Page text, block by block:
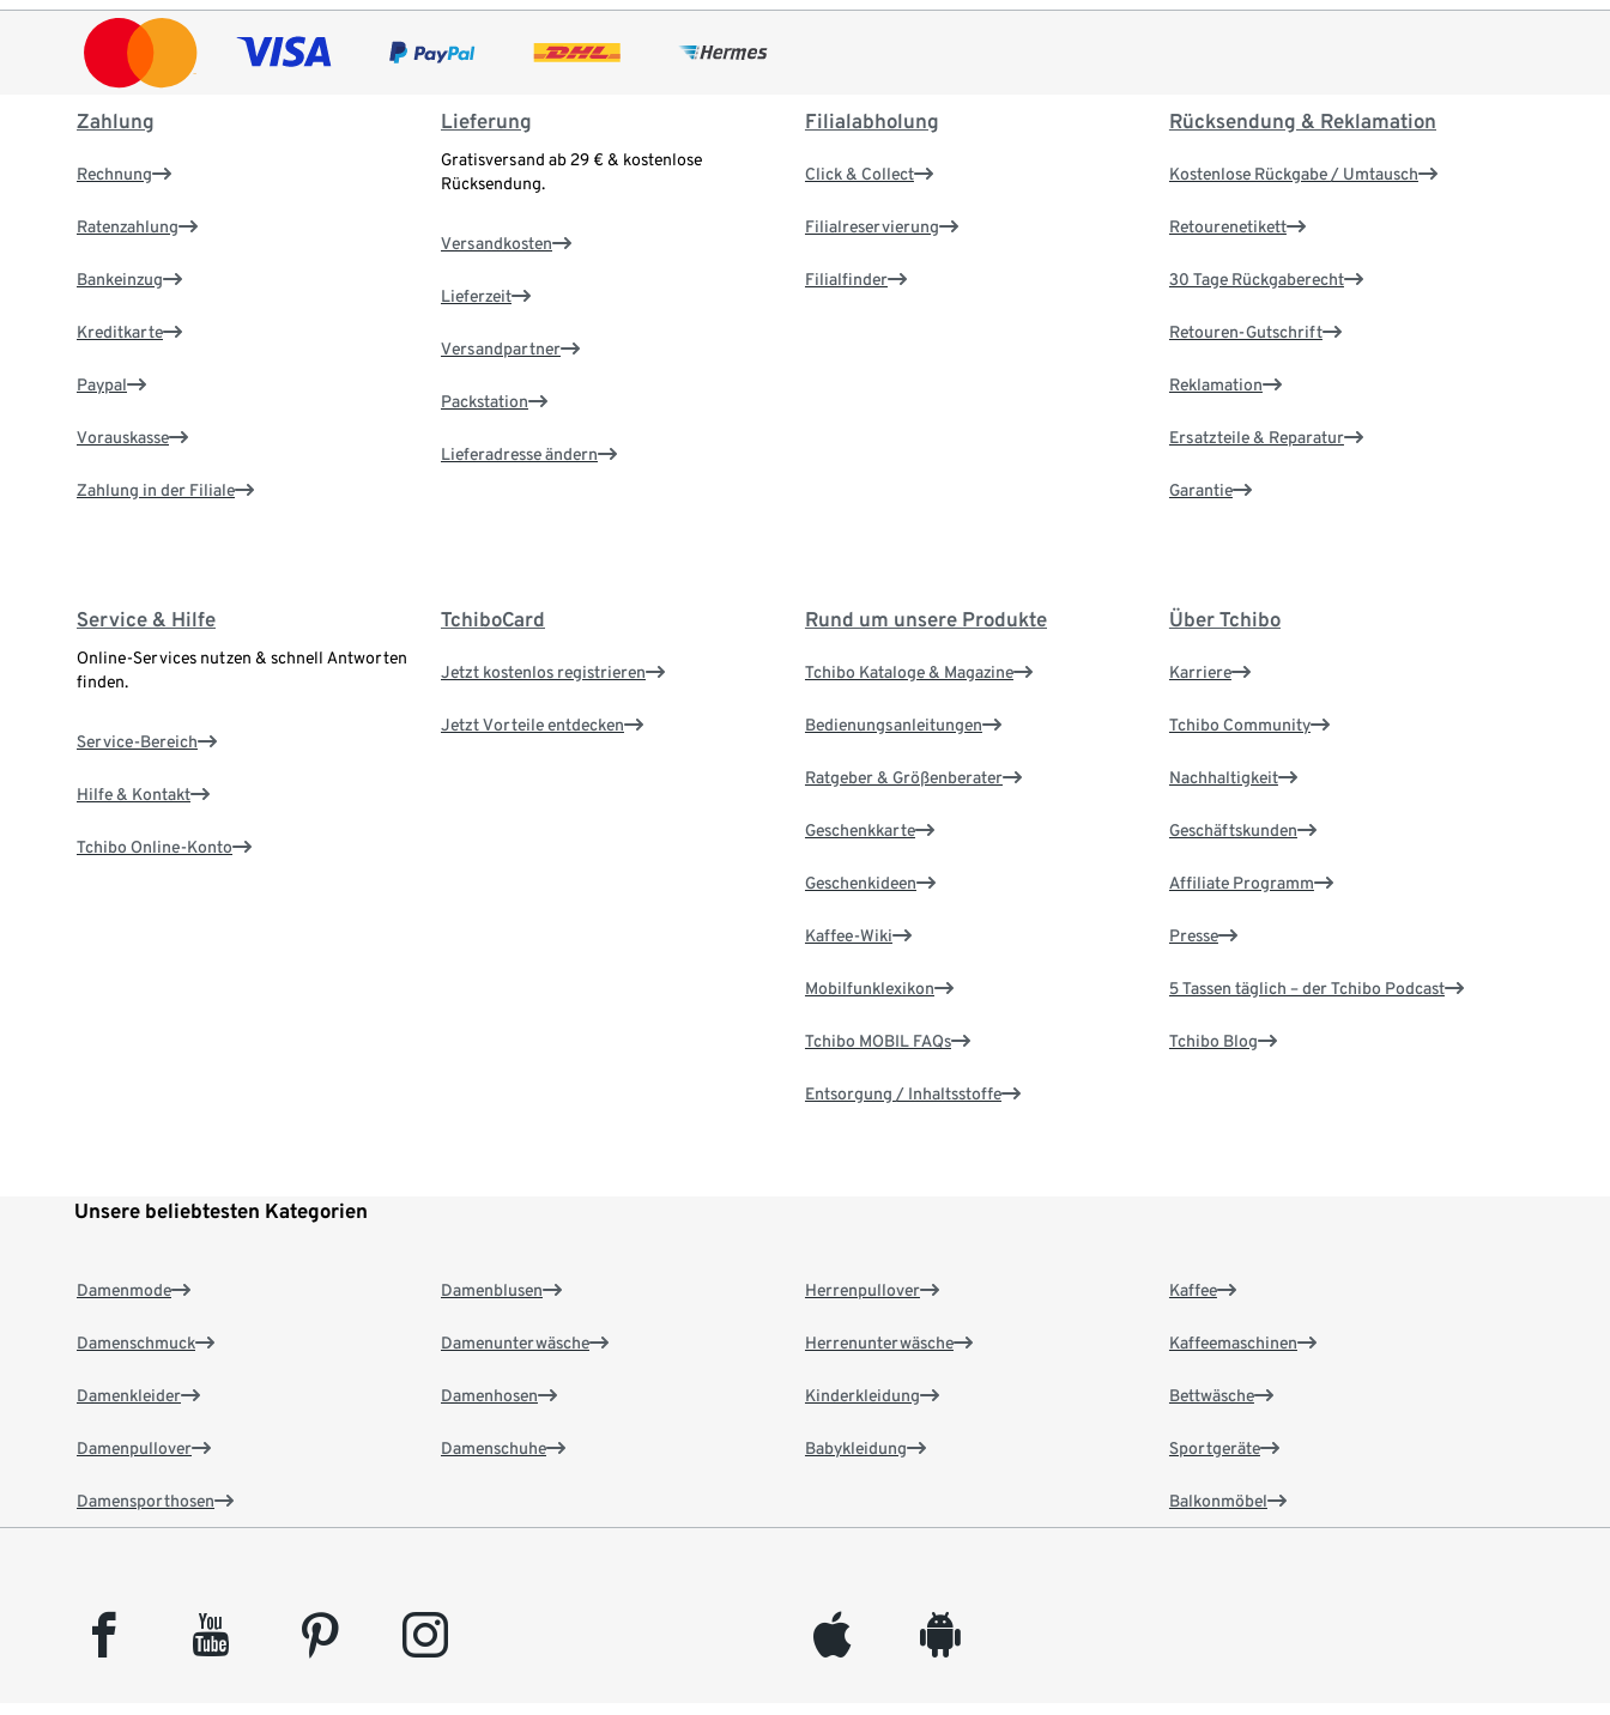
Zahlung
Rechnung
Ratenzahlung
Bankeinzug
Kreditkarte
Paypal
Vorauskasse
Zahlung in der Filiale
Lieferung
Gratisversand ab 29 € & kostenlose
Rücksendung.
Versandkosten
Lieferzeit
Versandpartner
Packstation
Lieferadresse ändern
Filialabholung
Click & Collect
Filialreservierung
Filialfinder
Rücksendung & Reklamation
Kostenlose Rückgabe / Umtausch
Retourenetikett
30 Tage Rückgaberecht
Retouren-Gutschrift
Reklamation
Ersatzteile & Reparatur
Garantie
Service & Hilfe
Online-Services nutzen & schnell Antworten
finden.
Service-Bereich
Hilfe & Kontakt
Tchibo Online-Konto
TchiboCard
Jetzt kostenlos registrieren
Jetzt Vorteile entdecken
Rund um unsere Produkte
Tchibo Kataloge & Magazine
Bedienungsanleitungen
Ratgeber & Größenberater
Geschenkkarte
Geschenkideen
Kaffee-Wiki
Mobilfunklexikon
Tchibo MOBIL FAQs
Entsorgung / Inhaltsstoffe
Über Tchibo
Karriere
Tchibo Community
Nachhaltigkeit
Geschäftskunden
Affiliate Programm
Presse
5 Tassen täglich – der Tchibo Podcast
Tchibo Blog
Unsere beliebtesten Kategorien
Damenmode
Damenschmuck
Damenkleider
Damenpullover
Damensporthosen
Damenblusen
Damenunterwäsche
Damenhosen
Damenschuhe
Herrenpullover
Herrenunterwäsche
Kinderkleidung
Babykleidung
Kaffee
Kaffeemaschinen
Bettwäsche
Sportgeräte
Balkonmöbel
facebook youtube pinterest instagram appleinc android